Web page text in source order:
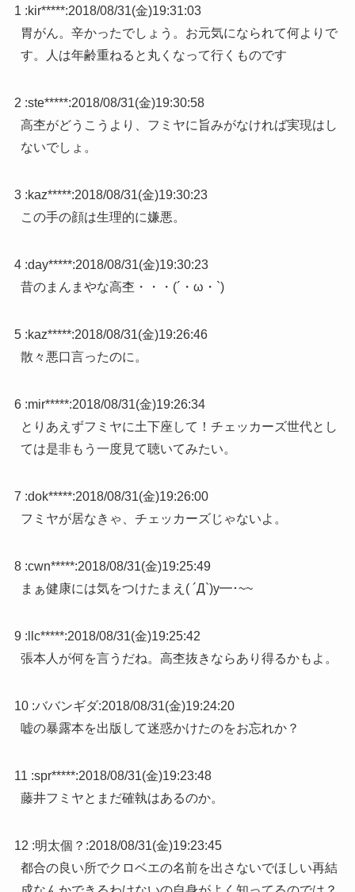
1 :kir*****:2018/08/31(金)19:31:03
胃がん。辛かったでしょう。お元気になられて何よりで
す。人は年齢重ねると丸くなって行くものです
2 :ste*****:2018/08/31(金)19:30:58
高杢がどうこうより、フミヤに旨みがなければ実現はし
ないでしょ。
3 :kaz*****:2018/08/31(金)19:30:23
この手の顔は生理的に嫌悪。
4 :day*****:2018/08/31(金)19:30:23
昔のまんまやな高杢・・・(´・ω・`)
5 :kaz*****:2018/08/31(金)19:26:46
散々悪口言ったのに。
6 :mir*****:2018/08/31(金)19:26:34
とりあえずフミヤに土下座して！チェッカーズ世代とし
ては是非もう一度見て聴いてみたい。
7 :dok*****:2018/08/31(金)19:26:00
フミヤが居なきゃ、チェッカーズじゃないよ。
8 :cwn*****:2018/08/31(金)19:25:49
まぁ健康には気をつけたまえ( ´Д`)y━･~~
9 : llc*****:2018/08/31(金)19:25:42
張本人が何を言うだね。高杢抜きならあり得るかもよ。
10 :ババンギダ:2018/08/31(金)19:24:20
嘘の暴露本を出版して迷惑かけたのをお忘れか？
11 :spr*****:2018/08/31(金)19:23:48
藤井フミヤとまだ確執はあるのか。
12 :明太個？ :2018/08/31(金)19:23:45
都合の良い所でクロベエの名前を出さないでほしい再結